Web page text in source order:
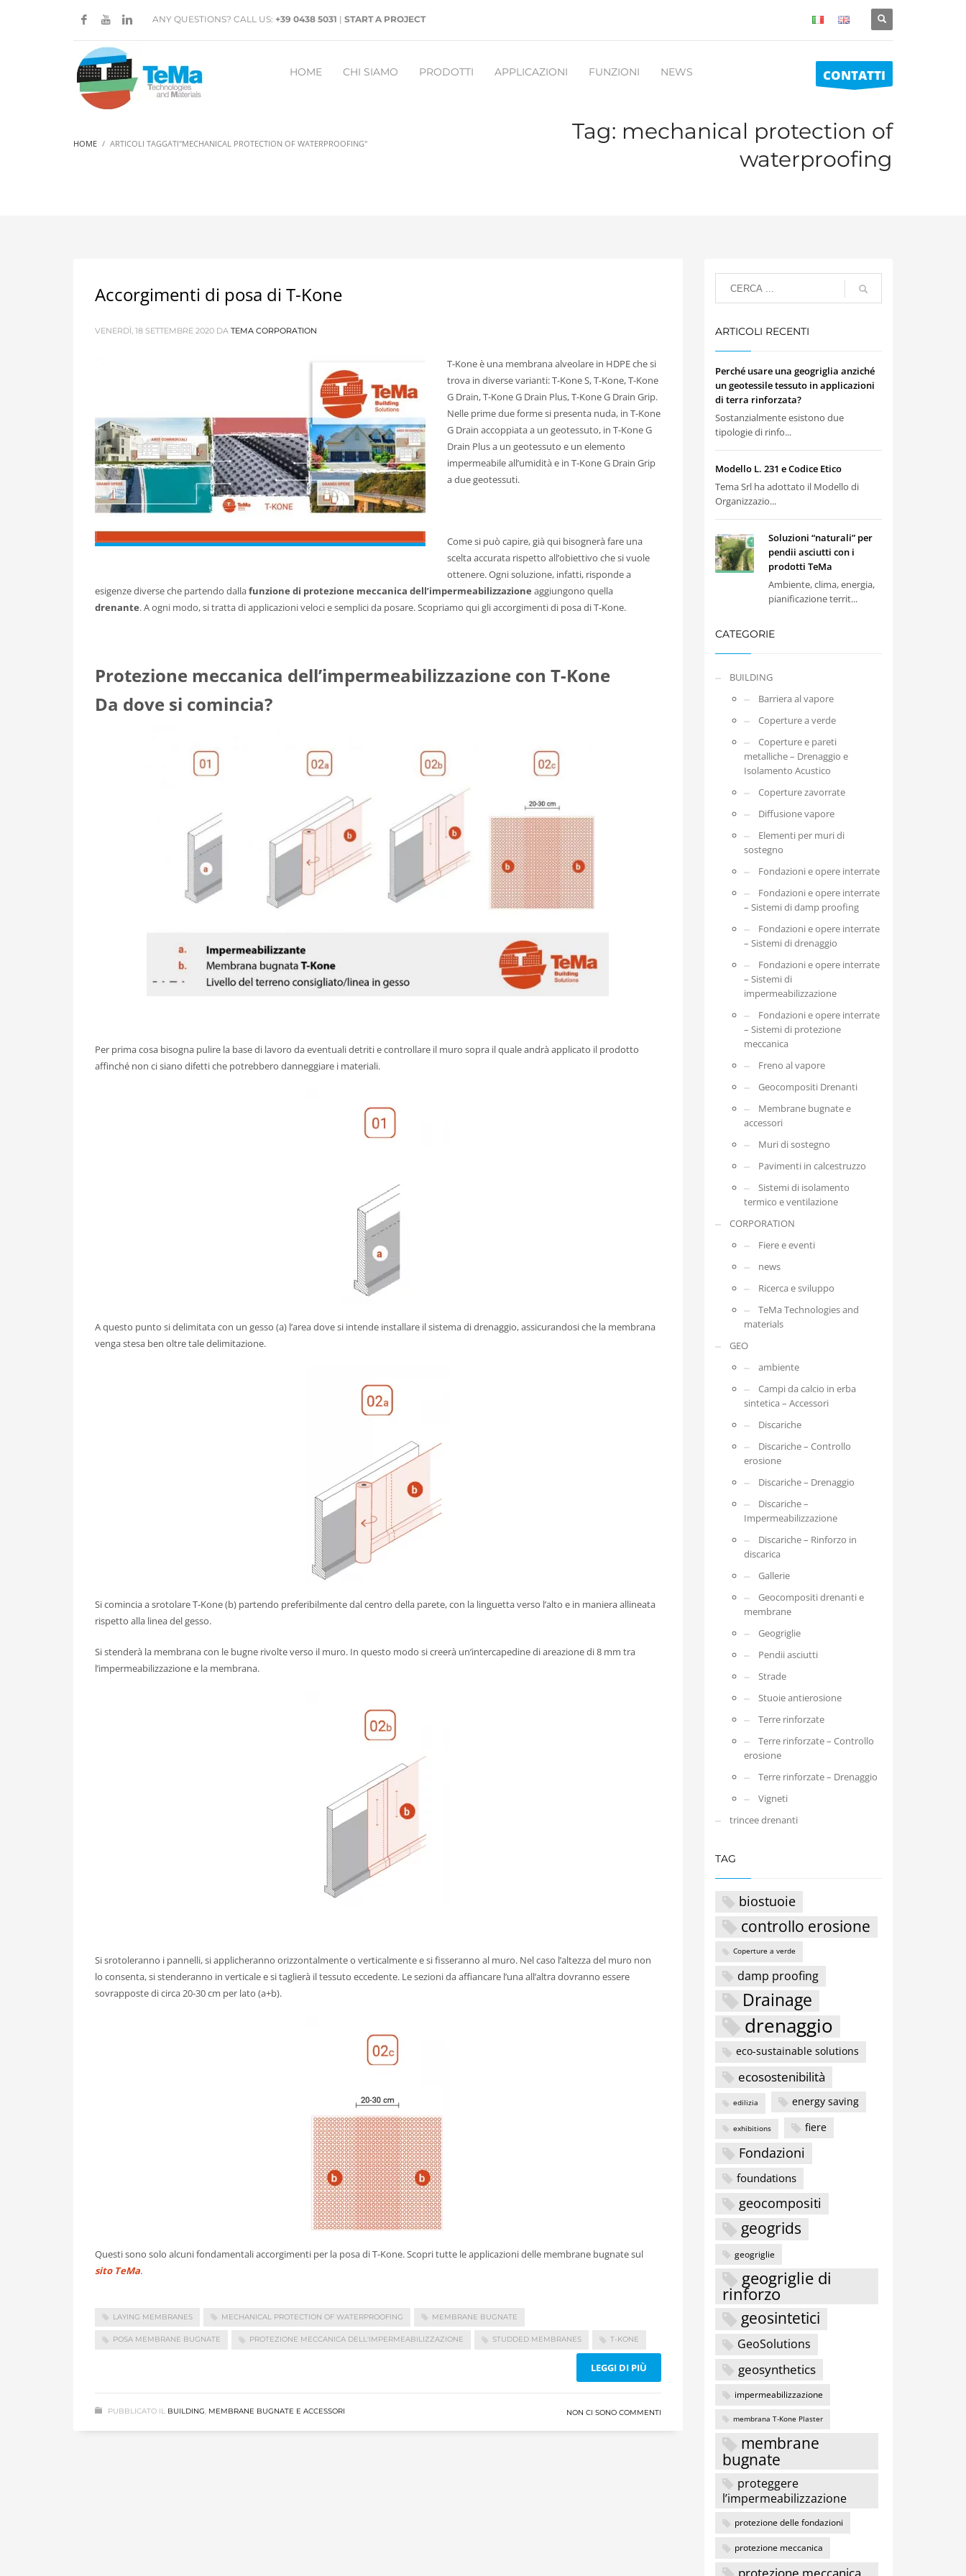
ANY QUESTIONS? CALL US: +39 0438 5031 | START A PROJECT
HOME CHI SIAMO PRODOTTI APPLICAZIONI FUNZIONI NEWS CONTATTI
HOME ARTICOLI TAGGATI"MECHANICAL PROTECTION OF WATERPROOFING"
Tag: mechanical protection of
waterproofing
Accorgimenti di posa di T-Kone
VENERDÌ, 18 SETTEMBRE 2020 DA TEMA CORPORATION
T-Kone è una membrana alveolare in HDPE che si
trova in diverse varianti: T-Kone S, T-Kone, T-Kone
G Drain, T-Kone G Drain Plus, T-Kone G Drain Grip.
Nelle prime due forme si presenta nuda, in T-Kone
G Drain accoppiata a un geotessuto, in T-Kone G
Drain Plus a un geotessuto e un elemento
impermeabile all’umidità e in T-Kone G Drain Grip
a due geotessuti.
Come si può capire, già qui bisognerà fare una
scelta accurata rispetto all’obiettivo che si vuole
ottenere. Ogni soluzione, infatti, risponde a
esigenze diverse che partendo dallafunzione di protezione meccanica dell’impermeabilizzazione aggiungono quella
drenante. A ogni modo, si tratta di applicazioni veloci e semplici da posare. Scopriamo qui gli accorgimenti di posa di T-Kone.
Protezione meccanica dell’impermeabilizzazione con T-Kone
Da dove si comincia?
Per prima cosa bisogna pulire la base di lavoro da eventuali detriti e controllare il muro sopra il quale andrà applicato il prodotto
affinché non ci siano difetti che potrebbero danneggiare i materiali.
A questo punto si delimitata con un gesso (a) l’area dove si intende installare il sistema di drenaggio, assicurandosi che la membrana
venga stesa ben oltre tale delimitazione.
Si comincia a srotolare T-Kone (b) partendo preferibilmente dal centro della parete, con la linguetta verso l’alto e in maniera allineata
rispetto alla linea del gesso.
Si stenderà la membrana con le bugne rivolte verso il muro. In questo modo si creerà un’intercapedine di areazione di 8 mm tra
l’impermeabilizzazione e la membrana.
Si srotoleranno i pannelli, si applicheranno orizzontalmente o verticalmente e si fisseranno al muro. Nel caso l’altezza del muro non
lo consenta, si stenderanno in verticale e si taglierà il tessuto eccedente. Le sezioni da affiancare l’una all’altra dovranno essere
sovrapposte di circa 20-30 cm per lato (a+b).
Questi sono solo alcuni fondamentali accorgimenti per la posa di T-Kone. Scopri tutte le applicazioni delle membrane bugnate sul
sito TeMa.
LAYING MEMBRANES MECHANICAL PROTECTION OF WATERPROOFING MEMBRANE BUGNATE
POSA MEMBRANE BUGNATE PROTEZIONE MECCANICA DELL'IMPERMEABILIZZAZIONE STUDDED MEMBRANES T-KONE
LEGGI DI PIÙ
PUBBLICATO IL BUILDING, MEMBRANE BUGNATE E ACCESSORI NON CI SONO COMMENTI
ARTICOLI RECENTI
Perché usare una geogriglia anziché
un geotessile tessuto in applicazioni
di terra rinforzata?
Sostanzialmente esistono due
tipologie di rinfo...
Modello L. 231 e Codice Etico
Tema Srl ha adottato il Modello di
Organizzazio...
Soluzioni “naturali” per
pendii asciutti con i
prodotti TeMa
Ambiente, clima, energia,
pianificazione territ...
CATEGORIE
BUILDING
Barriera al vapore
Coperture a verde
Coperture e pareti
metalliche – Drenaggio e
Isolamento Acustico
Coperture zavorrate
Diffusione vapore
Elementi per muri di
sostegno
Fondazioni e opere interrate
Fondazioni e opere interrate
– Sistemi di damp proofing
Fondazioni e opere interrate
– Sistemi di drenaggio
Fondazioni e opere interrate
– Sistemi di
impermeabilizzazione
Fondazioni e opere interrate
– Sistemi di protezione
meccanica
Freno al vapore
Geocompositi Drenanti
Membrane bugnate e
accessori
Muri di sostegno
Pavimenti in calcestruzzo
Sistemi di isolamento
termico e ventilazione
CORPORATION
Fiere e eventi
news
Ricerca e sviluppo
TeMa Technologies and
materials
GEO
ambiente
Campi da calcio in erba
sintetica – Accessori
Discariche
Discariche – Controllo
erosione
Discariche – Drenaggio
Discariche –
Impermeabilizzazione
Discariche – Rinforzo in
discarica
Gallerie
Geocompositi drenanti e
membrane
Geogriglie
Pendii asciutti
Strade
Stuoie antierosione
Terre rinforzate
Terre rinforzate – Controllo
erosione
Terre rinforzate – Drenaggio
Vigneti
trincee drenanti
TAG
biostuoie
controllo erosione
Coperture a verde
damp proofing
Drainage
drenaggio
eco-sustainable solutions
ecosostenibilità
edilizia energy saving
exhibitions fiere
Fondazioni
foundations
geocompositi
geogrids
geogriglie
geogriglie di
rinforzo
geosintetici
GeoSolutions
geosynthetics
impermeabilizzazione
membrana T-Kone Plaster
membrane
bugnate
proteggere
l’impermeabilizzazione
protezione delle fondazioni
protezione meccanica
protezione meccanica